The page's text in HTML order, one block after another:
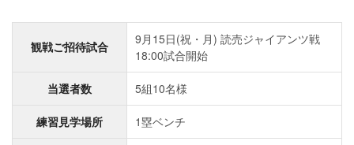
観戦ご招待試合
9月15日(祝・月) 読売ジャイアンツ戦
18:00試合開始
当選者数 5組10名様
練習見学場所 1塁ベンチ